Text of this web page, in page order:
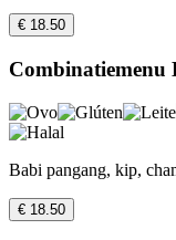
€ 18.50
Combinatiemenu
Babi pangang, kip,
€ 18.50